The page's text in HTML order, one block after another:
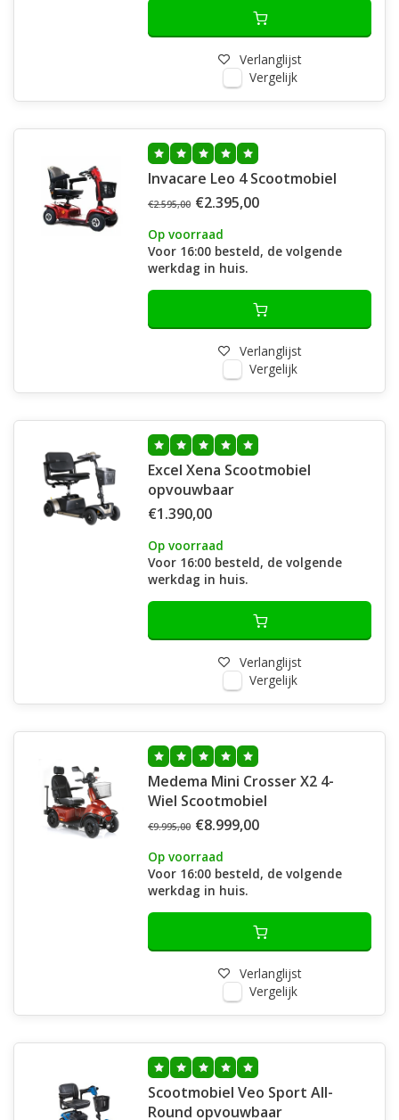
Verlanglijst
Vergelijk
Invacare Leo 4 Scootmobiel
€2.595,00 €2.395,00
Op voorraad
Voor 16:00 besteld, de volgende
werkdag in huis.
Verlanglijst
Vergelijk
Excel Xena Scootmobiel
opvouwbaar
€1.390,00
Op voorraad
Voor 16:00 besteld, de volgende
werkdag in huis.
Verlanglijst
Vergelijk
Medema Mini Crosser X2 4-
Wiel Scootmobiel
€9.995,00 €8.999,00
Op voorraad
Voor 16:00 besteld, de volgende
werkdag in huis.
Verlanglijst
Vergelijk
Scootmobiel Veo Sport All-
Round opvouwbaar